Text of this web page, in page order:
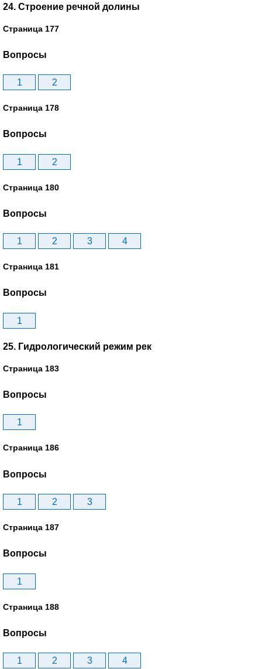
24. Строение речной долины
Страница 177
Вопросы
1 2
Страница 178
Вопросы
1 2
Страница 180
Вопросы
1 2 3 4
Страница 181
Вопросы
1
25. Гидрологический режим рек
Страница 183
Вопросы
1
Страница 186
Вопросы
1 2 3
Страница 187
Вопросы
1
Страница 188
Вопросы
1 2 3 4